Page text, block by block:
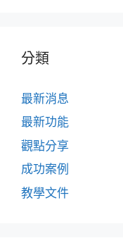
分類
最新消息
最新功能
觀點分享
成功案例
教學文件